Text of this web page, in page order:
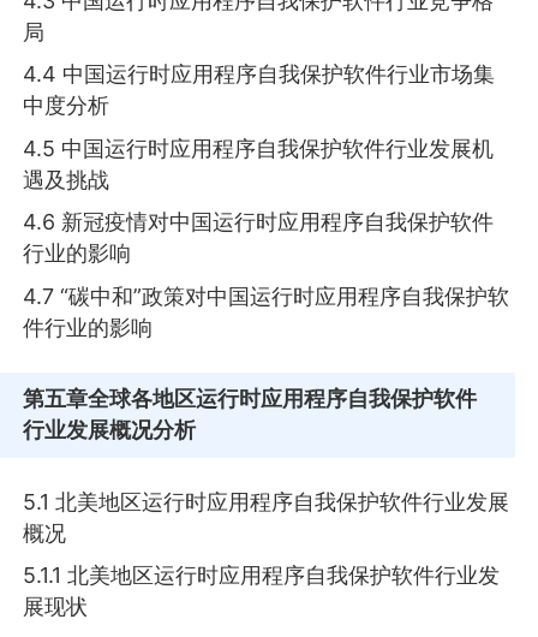
局
4.4 中国运行时应用程序自我保护软件行业市场集
中度分析
4.5 中国运行时应用程序自我保护软件行业发展机
遇及挑战
4.6 新冠疫情对中国运行时应用程序自我保护软件
行业的影响
4.7 “碳中和”政策对中国运行时应用程序自我保护软
件行业的影响
第五章全球各地区运行时应用程序自我保护软件
行业发展概况分析
5.1 北美地区运行时应用程序自我保护软件行业发展
概况
5.1.1 北美地区运行时应用程序自我保护软件行业发
展现状